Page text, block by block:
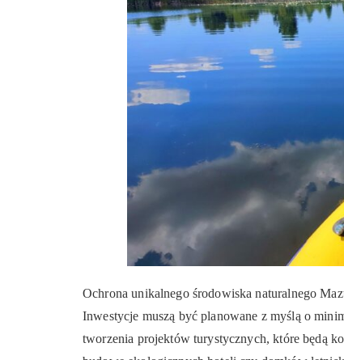
Ochrona unikalnego środowiska naturalnego
Inwestycje muszą być planowane z myślą o
tworzenia projektów turystycznych, które będą